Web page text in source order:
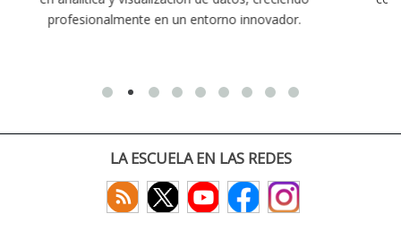
decisiones que he tomado.
LA ESCUELA EN LAS REDES